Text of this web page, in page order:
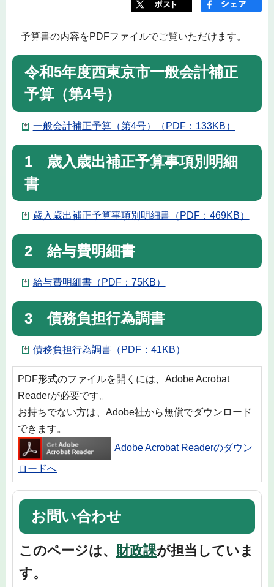
予算書の内容をPDFファイルでご覧いただけます。
令和5年度西東京市一般会計補正
予算（第4号）
一般会計補正予算（第4号）（PDF：133KB）
1 歳入歳出補正予算事項別明細
書
歳入歳出補正予算事項別明細書（PDF：469KB）
2 給与費明細書
給与費明細書（PDF：75KB）
3 債務負担行為調書
債務負担行為調書（PDF：41KB）
PDF形式のファイルを開くには、Adobe Acrobat
Readerが必要です。
お持ちでない方は、Adobe社から無償でダウンロード
できます。
Adobe Acrobat Readerのダウン
ロードへ
お問い合わせ
このページは、 財政課が担当していま
す。